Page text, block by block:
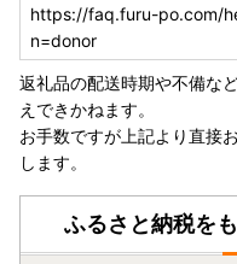
https://faq.furu-po.com/
n=donor
返礼品の配送時期や不備な
えできかねます。
お手数ですが上記より直接
します。
ふるさと納税を